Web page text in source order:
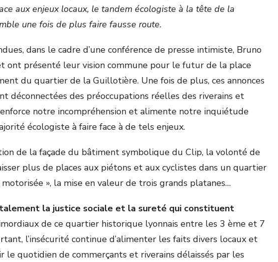
aux enjeux locaux, le tandem écologiste à la tête de la
une fois de plus faire fausse route.
dans le cadre d’une conférence de presse intimiste, Bruno
ont présenté leur vision commune pour le futur de la place
du quartier de la Guillotière. Une fois de plus, ces annonces
déconnectées des préoccupations réelles des riverains et
notre incompréhension et alimente notre inquiétude
écologiste à faire face à de tels enjeux.
de la façade du bâtiment symbolique du Clip, la volonté de
plus de places aux piétons et aux cyclistes dans un quartier
», la mise en valeur de trois grands platanes…
la justice sociale et la sureté qui constituent
de ce quartier historique lyonnais entre les 3 ème et 7
l’insécurité continue d’alimenter les faits divers locaux et
le quotidien de commerçants et riverains délaissés par les